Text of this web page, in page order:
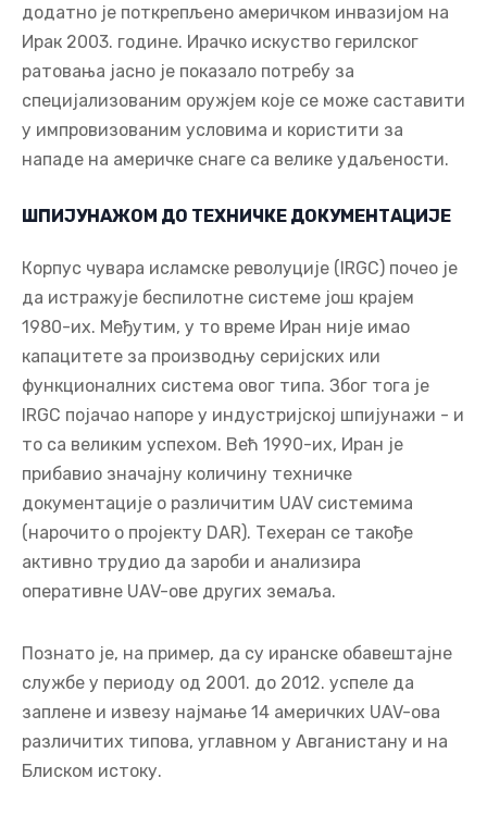
додатно је поткрепљено америчком инвазијом на
Ирак 2003. године. Ирачко искуство герилског
ратовања јасно је показало потребу за
специјализованим оружјем које се може саставити
у импровизованим условима и користити за
нападе на америчке снаге са велике удаљености.
ШПИЈУНАЖОМ ДО ТЕХНИЧКЕ ДОКУМЕНТАЦИЈЕ
Корпус чувара исламске револуције (IRGC) почео је
да истражује беспилотне системе још крајем
1980-их. Међутим, у то време Иран није имао
капацитете за производњу серијских или
функционалних система овог типа. Због тога је
IRGC појачао напоре у индустријској шпијунажи - и
то са великим успехом. Већ 1990-их, Иран је
прибавио значајну количину техничке
документације о различитим UAV системима
(нарочито о пројекту DAR). Техеран се такође
активно трудио да зароби и анализира
оперативне UAV-ове других земаља.
Познато је, на пример, да су иранске обавештајне
службе у периоду од 2001. до 2012. успеле да
заплене и извезу најмање 14 америчких UAV-ова
различитих типова, углавном у Авганистану и на
Блиском истоку.